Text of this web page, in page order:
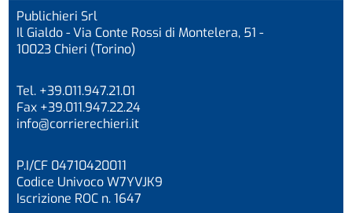
Publichieri Srl
Il Gialdo - Via Conte Rossi di Montelera, 51 -
10023 Chieri (Torino)
Tel. +39.011.947.21.01
Fax +39.011.947.22.24
info@corrierechieri.it
P.I/CF 04710420011
Codice Univoco W7YVJK9
Iscrizione ROC n. 1647